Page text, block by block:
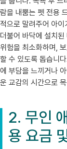
람을 내뿜는 펫 전용
적으로 말려주어 아
더불어 바닥에 설치
위험을 최소화하며,
할 수 있도록 돕습니
에 부담을 느끼거나
운 교감의 시간으로
2. 무인
용 요금